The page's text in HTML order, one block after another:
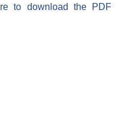
to download the PDF